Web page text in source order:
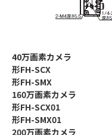
40万画素カメラ
形FH-SCX
形FH-SMX
160万画素カメラ
形FH-SCX01
形FH-SMX01
200万画素カメラ